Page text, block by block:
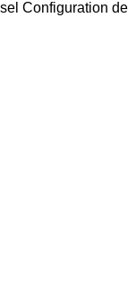
Configuration de